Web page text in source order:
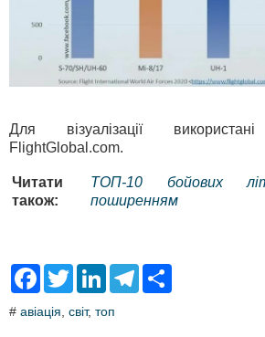
Для візуалізації
FlightGlobal.com.
Читати
також:
ТОП-10 бойових
поширенням
F
e
T
t
L
k
T
# авіація, світ, топ